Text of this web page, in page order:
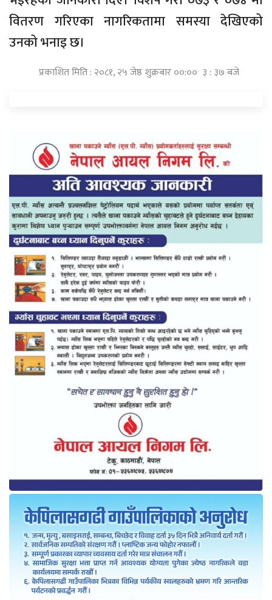
वितरण गरिएका नागरिकतामा समस्या देखिएको
उनको भनाइ छ।
प्रकाशित मिति : २०८१, २५ जेष्ठ शुक्रबार ००:०० ३ : ३७ बजे